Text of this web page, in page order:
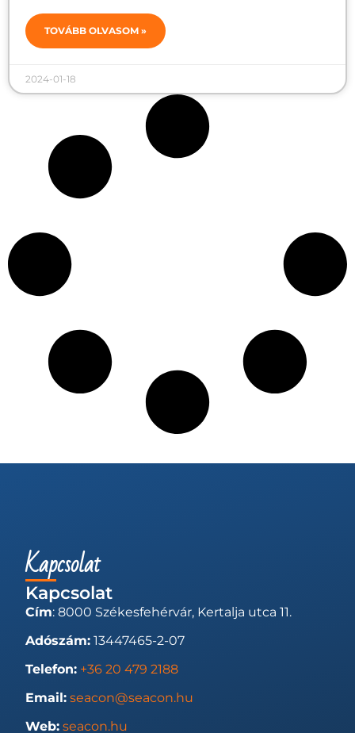
TOVÁBB OLVASOM »
2024-01-18
Kapcsolat
Kapcsolat
Cím: 8000 Székesfehérvár, Kertalja utca 11.
Adószám: 13447465-2-07
Telefon: +36 20 479 2188
Email: seacon@seacon.hu
Web: seacon.hu